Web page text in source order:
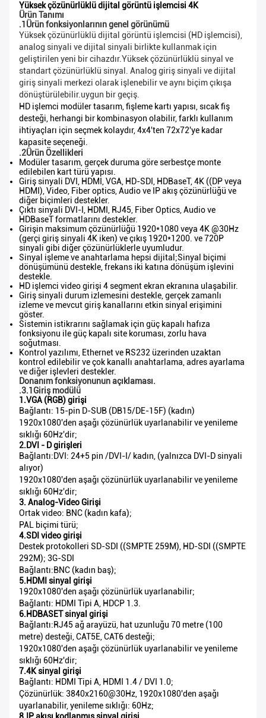
Yüksek çözünürlüklü dijital görüntü işlemcisi 4K
Ürün Tanımı
.1Ürün fonksiyonlarının genel görünümü
Yüksek çözünürlüklü dijital görüntü işlemcisi (HD işlemcisi),
analog sinyali ve dijital sinyali birlikte kullanmak için
geliştirilen yeni bir cihazdır.Yüksek çözünürlüklü sinyal ve
standart çözünürlüklü sinyal. Analog giriş sinyali ve dijital
giriş sinyali merkezi olarak işlenebilir ve aynı biçim çıkışa
dönüştürülebilir.uygun bir geçiş.
HD işlemci modüler tasarım, fişleme kartı yapısı, sıcak fiş
desteği, herhangi bir kombinasyon olabilir, farklı kullanım
ihtiyaçları için seçmek kolaydır, 4x4'ten 72x72'ye kadar
kapasite seçeneği.
.2Ürün Özellikleri
Modüler tasarım, gerçek duruma göre serbestçe monte
edilebilen kart türü yapısı.
Giriş sinyali DVI, HDMI, VGA, HD-SDI, HDBaseT, 4K ((DP veya
HDMI), Video, Fiber optics, Audio ve IP akış çözünürlüğü ve
diğer biçimleri destekler.
Çıktı sinyali DVI-I, HDMI, RJ45, Fiber Optics, Audio ve
HDBaseT formatlarını destekler.
Girişin maksimum çözünürlüğü 1920*1080 veya 4K @30Hz
(gerçi giriş sinyali 4K iken) ve çıkış 1920*1200. ve 720P
sinyali gibi diğer çözünürlüklerle uyumludur.
Sinyal işleme ve anahtarlama hepsi dijital;Sinyal biçimi
dönüşümünü destekle, frekans iki katına dönüşüm işlevini
destekle.
HD işlemci video girişi 4 segment ekran ekranına ulaşabilir.
Giriş sinyali durum izlemesini destekle, gerçek zamanlı
izleme ve mevcut giriş kanallarını etkin sinyal erişimini
göster.
Sistemin istikrarını sağlamak için güç kapalı hafıza
fonksiyonu ile güç kapalı site koruması, zorlu hava
soğutması.
Kontrol yazılımı, Ethernet ve RS232 üzerinden uzaktan
kontrol edilebilir ve çok kanallı anahtarlama, adres ayarlama
ve diğer işlevleri destekler.
Donanım fonksiyonunun açıklaması.
.3.1Giriş modülü
1.VGA (RGB) girişi
Bağlantı: 15-pin D-SUB (DB15/DE-15F) (kadın)
1920x1080'den aşağı çözünürlük uyarlanabilir ve yenileme
sıklığı 60Hz'dir;
2.DVI - D girişleri
Bağlantı:DVI: 24+5 pin /DVI-I/ kadın, (yalnızca DVI-D sinyali
alıyor)
1920x1080'den aşağı çözünürlük uyarlanabilir ve yenileme
sıklığı 60Hz'dir;
3. Analog-Video Girişi
Ortak video: BNC (kadın kafa);
PAL biçimi türü;
4.SDI video girişi
Destek protokolleri SD-SDI ((SMPTE 259M), HD-SDI ((SMPTE
292M); 3G-SDI
Bağlantı:BNC (kadın baş);
5.HDMI sinyal girişi
1920x1080'den aşağı çözünürlük uyarlanabilir;
Bağlantı: HDMI Tipi A, HDCP 1.3.
6.HDBASET sinyal girişi
Bağlantı:RJ45 ağ arayüzü, hat uzunluğu 70 metre (100
metre) desteği, CAT5E, CAT6 desteği;
1920x1080'den aşağı çözünürlük uyarlanabilir ve yenileme
sıklığı 60Hz'dir;
7.4K sinyal girişi
Bağlantı: HDMI Tipi A, HDMI 1.4 / DVI 1.0;
Çözünürlük: 3840x2160@30Hz, 1920x1080'den aşağı
uyarlanabilir, yenileme sıklığı: 60Hz;